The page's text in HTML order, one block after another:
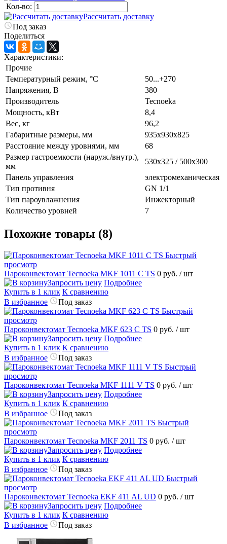
Кол-во:
Рассчитать доставку
Под заказ
Поделиться
Характеристики:
Прочие
Температурный режим, °C
50...+270
Напряжения, В
380
Производитель
Tecnoeka
Мощность, кВт
8,4
Вес, кг
96,2
Габаритные размеры, мм
935х930х825
Расстояние между уровнями, мм
68
Размер гастроемкости (наруж./внутр.),
мм
530x325 / 500x300
Панель управления
электромеханическая
Тип противня
GN 1/1
Тип пароувлажнения
Инжекторный
Количество уровней
7
Похожие товары (8)
Быстрый
просмотр
Пароконвектомат Tecnoeka MKF 1011 C TS 0 руб. / шт
Запросить цену Подробнее
Купить в 1 клик К сравнению
В избранное
Под заказ
Быстрый
просмотр
Пароконвектомат Tecnoeka MKF 623 C TS 0 руб. / шт
Запросить цену Подробнее
Купить в 1 клик К сравнению
В избранное
Под заказ
Быстрый
просмотр
Пароконвектомат Tecnoeka MKF 1111 V TS 0 руб. / шт
Запросить цену Подробнее
Купить в 1 клик К сравнению
В избранное
Под заказ
Быстрый
просмотр
Пароконвектомат Tecnoeka MKF 2011 TS 0 руб. / шт
Запросить цену Подробнее
Купить в 1 клик К сравнению
В избранное
Под заказ
Быстрый
просмотр
Пароконвектомат Tecnoeka EKF 411 AL UD 0 руб. / шт
Запросить цену Подробнее
Купить в 1 клик К сравнению
В избранное
Под заказ